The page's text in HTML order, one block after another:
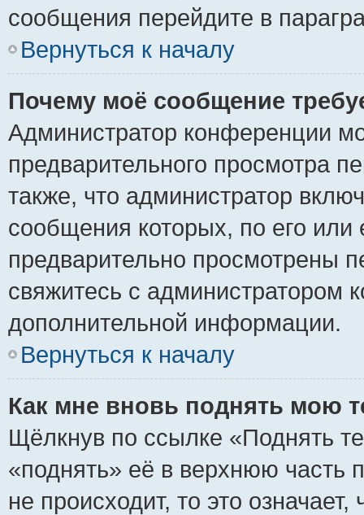
сообщения перейдите в
Вернуться к началу
Почему моё сообщение
Администратор конференции
предварительного просмотра
также, что администратор
сообщения которых, по его
предварительно просмотрены
свяжитесь с администратором
дополнительной информации.
Вернуться к началу
Как мне вновь поднять мою
Щёлкнув по ссылке «Поднять
«поднять» её в верхнюю часть
не происходит, то это